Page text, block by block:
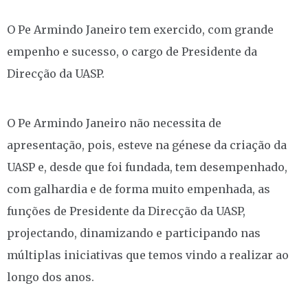
O Pe Armindo Janeiro tem exercido, com grande
empenho e sucesso, o cargo de Presidente da
Direcção da UASP.
O Pe Armindo Janeiro não necessita de
apresentação, pois, esteve na génese da criação da
UASP e, desde que foi fundada, tem desempenhado,
com galhardia e de forma muito empenhada, as
funções de Presidente da Direcção da UASP,
projectando, dinamizando e participando nas
múltiplas iniciativas que temos vindo a realizar ao
longo dos anos.